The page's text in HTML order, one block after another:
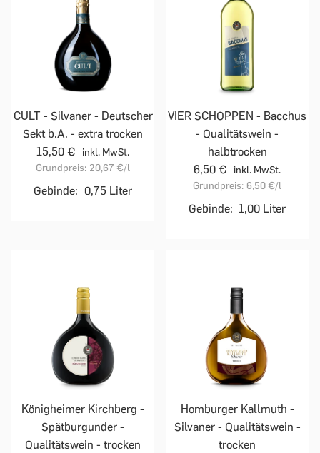
CULT - Silvaner - Deutscher
Sekt b.A. - extra trocken
15,50 €
inkl. MwSt.
Grundpreis: 20,67 €/l
Gebinde: 0,75 Liter
VIER SCHOPPEN - Bacchus
- Qualitätswein -
halbtrocken
6,50 €
inkl. MwSt.
Grundpreis: 6,50 €/l
Gebinde: 1,00 Liter
Königheimer Kirchberg -
Spätburgunder -
Qualitätswein - trocken
Homburger Kallmuth -
Silvaner - Qualitätswein -
trocken